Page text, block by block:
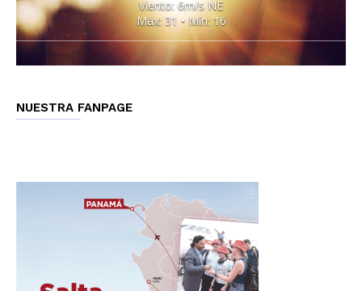
Viento: 6m/s NE
Máx: 31 • Mín: 16
NUESTRA FANPAGE